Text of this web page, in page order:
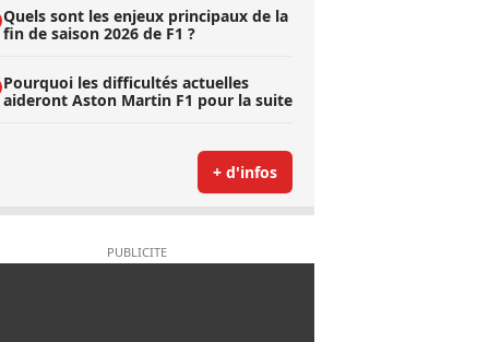
Quels sont les enjeux principaux de la
fin de saison 2026 de F1 ?
Pourquoi les difficultés actuelles
aideront Aston Martin F1 pour la suite
+ d'infos